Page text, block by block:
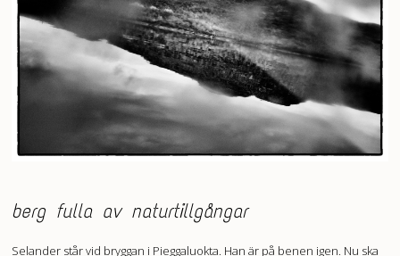
berg fulla av naturtillgångar
Selander står vid bryggan i Pieggaluokta. Han är på benen igen. Nu ska